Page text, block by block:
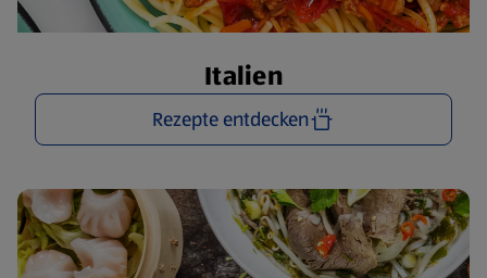
Italien
Rezepte entdecken